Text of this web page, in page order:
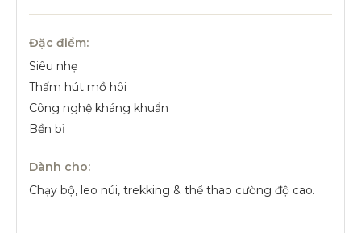
Đặc điểm:
Siêu nhẹ
Thấm hút mồ hôi
Công nghệ kháng khuẩn
Bền bỉ
Dành cho:
Chạy bộ, leo núi, trekking & thể thao cường độ cao.